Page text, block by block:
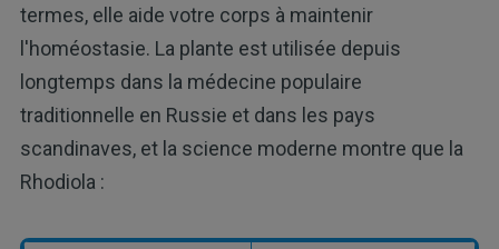
termes, elle aide votre corps à maintenir
l'homéostasie. La plante est utilisée depuis
longtemps dans la médecine populaire
traditionnelle en Russie et dans les pays
scandinaves, et la science moderne montre que la
Rhodiola :